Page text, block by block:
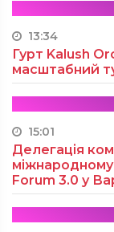
13:34
Гурт Kalush
масштабний
15:01
Делегація
Forum 3.0 у